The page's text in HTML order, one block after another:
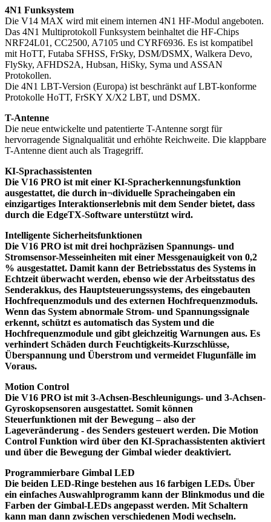
4N1 Funksystem
Die V14 MAX wird mit einem internen 4N1 HF-Modul angeboten.
Das 4N1 Multiprotokoll Funksystem beinhaltet die HF-Chips
NRF24L01, CC2500, A7105 und CYRF6936. Es ist kompatibel
mit HoTT, Futaba SFHSS, FrSky, DSM/DSMX, Walkera Devo,
FlySky, AFHDS2A, Hubsan, HiSky, Syma und ASSAN
Protokollen.
Die 4N1 LBT-Version (Europa) ist beschränkt auf LBT-konforme
Protokolle HoTT, FrSKY X/X2 LBT, und DSMX.
T-Antenne
Die neue entwickelte und patentierte T-Antenne sorgt für
hervorragende Signalqualität und erhöhte Reichweite. Die klappbare
T-Antenne dient auch als Tragegriff.
KI-Sprachassistenten
Die V16 PRO ist mit einer KI-Spracherkennungsfunktion
ausgestattet, die durch in¬dividuelle Spracheingaben ein
einzigartiges Interaktionserlebnis mit dem Sender bietet, dass
durch die EdgeTX-Software unterstützt wird.
Intelligente Sicherheitsfunktionen
Die V16 PRO ist mit drei hochpräzisen Spannungs- und
Stromsensor-Messeinheiten mit einer Messgenauigkeit von 0,2
% ausgestattet. Damit kann der Betriebsstatus des Systems in
Echtzeit überwacht werden, ebenso wie der Arbeitsstatus des
Senderakkus, des Hauptsteuerungssystems, des eingebauten
Hochfrequenzmoduls und des externen Hochfrequenzmoduls.
Wenn das System abnormale Strom- und Spannungssignale
erkennt, schützt es automatisch das System und die
Hochfrequenzmodule und gibt gleichzeitig Warnungen aus. Es
verhindert Schäden durch Feuchtigkeits-Kurzschlüsse,
Überspannung und Überstrom und vermeidet Flugunfälle im
Voraus.
Motion Control
Die V16 PRO ist mit 3-Achsen-Beschleunigungs- und 3-Achsen-
Gyroskopsensoren ausgestattet. Somit können
Steuerfunktionen mit der Bewegung – also der
Lageveränderung - des Senders gesteuert werden. Die Motion
Control Funktion wird über den KI-Sprachassistenten aktiviert
und über die Bewegung der Gimbal wieder deaktiviert.
Programmierbare Gimbal LED
Die beiden LED-Ringe bestehen aus 16 farbigen LEDs. Über
ein einfaches Auswahlprogramm kann der Blinkmodus und die
Farben der Gimbal-LEDs angepasst werden. Mit Schaltern
kann man dann zwischen verschiedenen Modi wechseln.